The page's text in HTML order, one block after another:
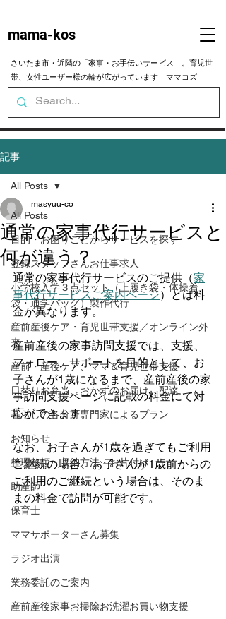
mama-kos
さいたま市・近隣の「家事・お手伝いサービス」。育児世
帯、女性ユーザー様の輪が広がっています｜ママコズ
記事
All Posts
目的・お困りごとからサービスを探す
登録スタッフさんお仕事求人
小学校入学３点セット（上履き袋・体操着
袋・通学バッグ）製作代行
産前産後ケア・育児世帯支援／オンライン外
来
産前・産後ケア、ママ＆育児世帯支援
日替りお弁当、おかずのお届け、配達
暮らしの各分野専門家によるプラン
お知らせ
整理整頓・収納方法・お片付け
助産師
保育士
ママサポーターさん募集
ラジオ出演
業務委託のご案内
産前産後家事お掃除お洗濯お買い物支援
All Posts
通常の家事代行サービスと
何が違う？
masyuu-co
通常の家事代行サービスのご提供（家
事代行サービスご案内ページ）とは料
金が異なります。
産前産後の家事訪問支援では、支援、
フォロー、サポートを目的として、お
子さんが1歳になるまで、産前産後の家
事訪問支援ページに記載の料金にて対
応ができます。
なお、お子さんが1歳を過ぎてもご利用
ご継続の場合、お子さんが1歳前からの
ご利用のご継続という場合は、そのま
まの料金で訪問が可能です。